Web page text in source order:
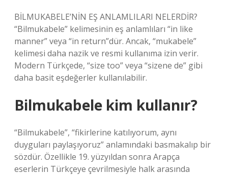
BİLMUKABELE’NİN EŞ ANLAMLILARI NELERDİR?
“Bilmukabele” kelimesinin eş anlamlıları “in like
manner” veya “in return”dür. Ancak, “mukabele”
kelimesi daha nazik ve resmi kullanıma izin verir.
Modern Türkçede, “size too” veya “sizene de” gibi
daha basit eşdeğerler kullanılabilir.
Bilmukabele kim kullanır?
“Bilmukabele”, “fikirlerine katılıyorum, aynı
duyguları paylaşıyoruz” anlamındaki basmakalıp bir
sözdür. Özellikle 19. yüzyıldan sonra Arapça
eserlerin Türkçeye çevrilmesiyle halk arasında